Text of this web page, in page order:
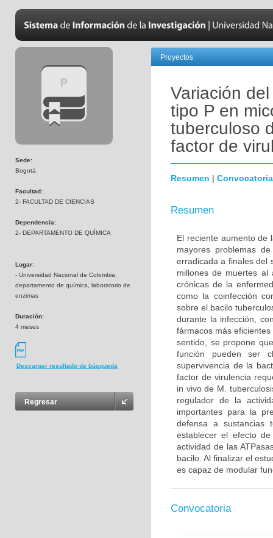
Sede:
Bogotá
Facultad:
2- FACULTAD DE CIENCIAS
Dependencia:
2- DEPARTAMENTO DE QUÍMICA
Lugar:
- Universidad Nacional de Colombia,
departamento de química, laboratorio de
enzimas
Duración:
4 meses
Descargar resultado de búsqueda
Regresar
Proyectos
Variación
tipo P en
tuberculoso
factor de
Resumen | Convocatoria
Resumen
El reciente aumento de
mayores problemas
erradicada a finales del
millones de muertes al
crónicas de la
como la coinfección
sobre el bacilo
durante la infección,
fármacos más
sentido, se propone
función pueden ser
supervivencia de la
factor de virulencia
in vivo de M.
regulador de la
importantes para la
defensa a sustancias
establecer el efecto
actividad de las
bacilo. Al finalizar el
es capaz de modular
Convocatoria